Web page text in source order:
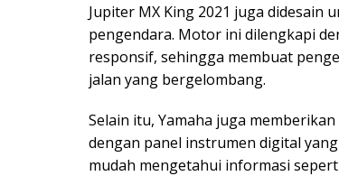
Jupiter MX King 2021 juga didesain
pengendara. Motor ini dilengkapi
responsif, sehingga membuat
jalan yang bergelombang.
Selain itu, Yamaha juga
dengan panel instrumen digital
mudah mengetahui informasi